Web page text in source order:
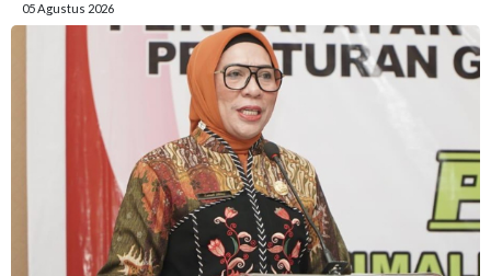
05 Agustus 2026